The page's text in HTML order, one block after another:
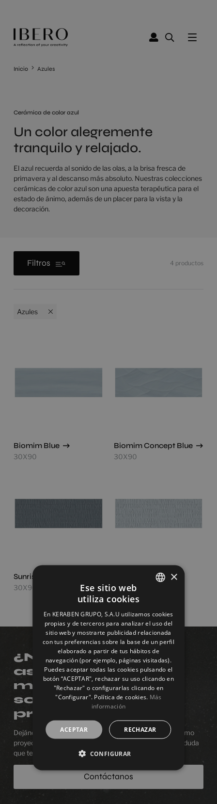
Inicio Azules
Cerámica de color azul
Un color alegremente
tranquilo y relajado.
El azul recuerda al sonido de las olas, a la brisa fresca de
primavera y al descanso más absoluto. Nuestras colecciones
cerámicas de color azul son una apuesta terapéutica para el
estado de ánimo, además de un placer para la vista y la
decoración.
Filtros 4 productos
Azules
Biomim Blue
30X90
Biomim Concept Blue
30X90
Sunrise Indigo
30X90
Sunrise Lavanda
30X90
¿Necesitas
asesoramiento o
más información
sobre algún
producto?
Dejános estar junto a ti en el proceso de diseñar tu próximo
proyecto. Estaremos encantados de resolver cualquier duda
que tengas.
Contáctanos
ENGLISH
FRENCH
GERMAN
×
Ese sitio web
utiliza cookies
En KERABEN GRUPO, S.A.U utilizamos cookies
propias y de terceros para analizar el uso del
sitio web y mostrarte publicidad relacionada
con tus preferencias sobre la base de un perfil
elaborado a partir de tus hábitos de
navegación (por ejemplo, páginas visitadas).
Puedes aceptar todas las cookies pulsando el
botón “ACEPTAR", rechazar su uso clicando en
"Rechazar" o configurarlas clicando en
"Configurar". Política de cookies. Más
información
ACEPTAR RECHAZAR
CONFIGURAR